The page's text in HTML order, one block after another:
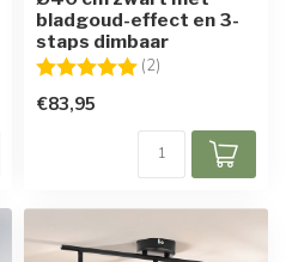
bladgoud-effect en 3-
staps dimbaar
Beoordeling: (2)
€83,95